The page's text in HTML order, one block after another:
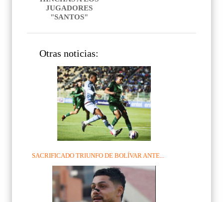
JUGADORES
"SANTOS"
Otras noticias:
SACRIFICADO TRIUNFO DE BOLÍVAR ANTE...